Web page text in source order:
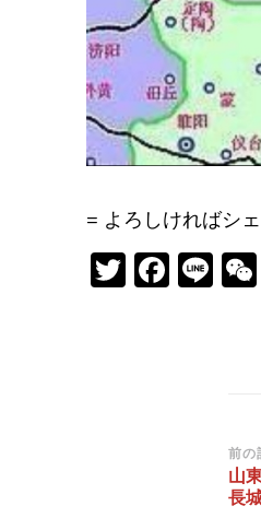
= よろしければシ
Twitter
投
稿
前の
山
長城